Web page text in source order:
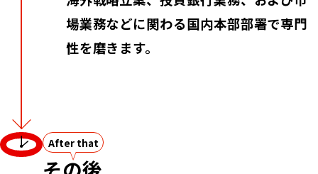
場業務などに関わる国内本部部署で専門
性を磨きます。
After that